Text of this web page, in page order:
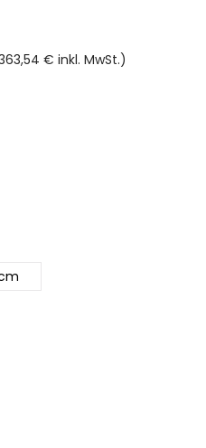
€ inkl. MwSt.)